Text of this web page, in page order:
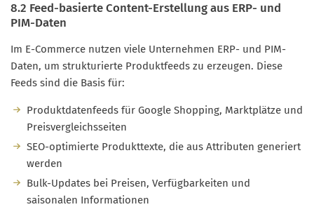
8.2 Feed-basierte Content-Erstellung aus ERP- und
PIM-Daten
Im E-Commerce nutzen viele Unternehmen ERP- und PIM-
Daten, um strukturierte Produktfeeds zu erzeugen. Diese
Feeds sind die Basis für:
Produktdatenfeeds für Google Shopping, Marktplätze und
Preisvergleichsseiten
SEO-optimierte Produkttexte, die aus Attributen generiert
werden
Bulk-Updates bei Preisen, Verfügbarkeiten und
saisonalen Informationen